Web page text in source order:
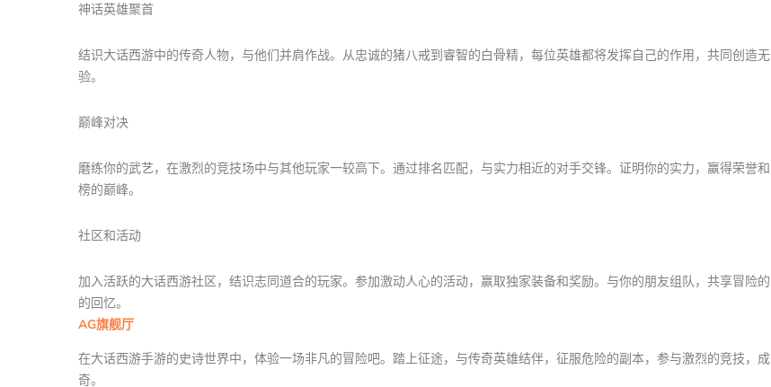
神话英雄聚首
结识大话西游中的传奇人物，与他们并肩作战。从忠诚的猪八戒到睿智的白骨精，每位英雄都将发挥自己的作用，共同创造
验。
巅峰对决
磨练你的武艺，在激烈的竞技场中与其他玩家一较高下。通过排名匹配，与实力相近的对手交锋。证明你的实力，赢得荣誉
榜的巅峰。
社区和活动
加入活跃的大话西游社区，结识志同道合的玩家。参加激动人心的活动，赢取独家装备和奖励。与你的朋友组队，共享冒险
的回忆。
AG旗舰厅
在大话西游手游的史诗世界中，体验一场非凡的冒险吧。踏上征途，与传奇英雄结伴，征服危险的副本，参与激烈的竞技，
奇。